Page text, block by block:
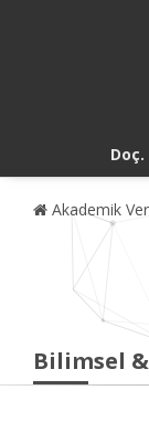
Doç.
Akademik
Bilimsel